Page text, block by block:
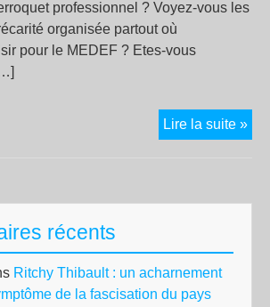
professionnel ? Voyez-vous les
organisée partout où
pour le MEDEF ? Etes-vous
Lire la suite »La
récents
Ritchy Thibault : un acharnement
de la fascisation du pays